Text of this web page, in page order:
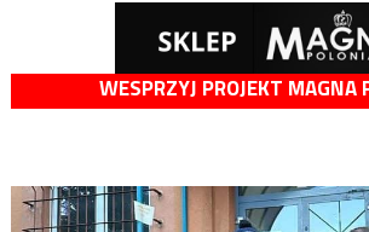
WESPRZYJ PROJEKT MAGNA